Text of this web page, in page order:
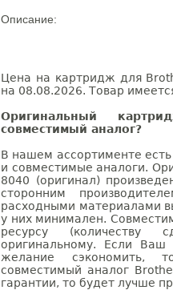
Описание:
Цена на картридж для
на 08.08.2026. Товар
Оригинальный
совместимый аналог?
В нашем ассортименте
и совместимые аналоги.
8040 (оригинал)
сторонним
расходными материалами
у них минимален.
ресурсу (количеству
оригинальному. Если
желание сэкономить,
совместимый аналог
гарантии, то будет лучше